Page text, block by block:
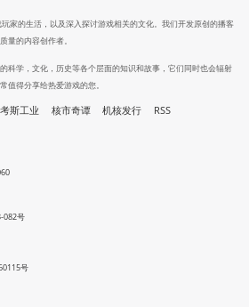
家的生活，以及深入探讨游戏相关的文化。我们开发原创的播客
量的内容创作者。
科学，文化，历史等各个层面的知识和故事，它们同时也会辐射
值得分享给热爱游戏的您。
斯工业 核市奇谭 机核发行 RSS
082号
号